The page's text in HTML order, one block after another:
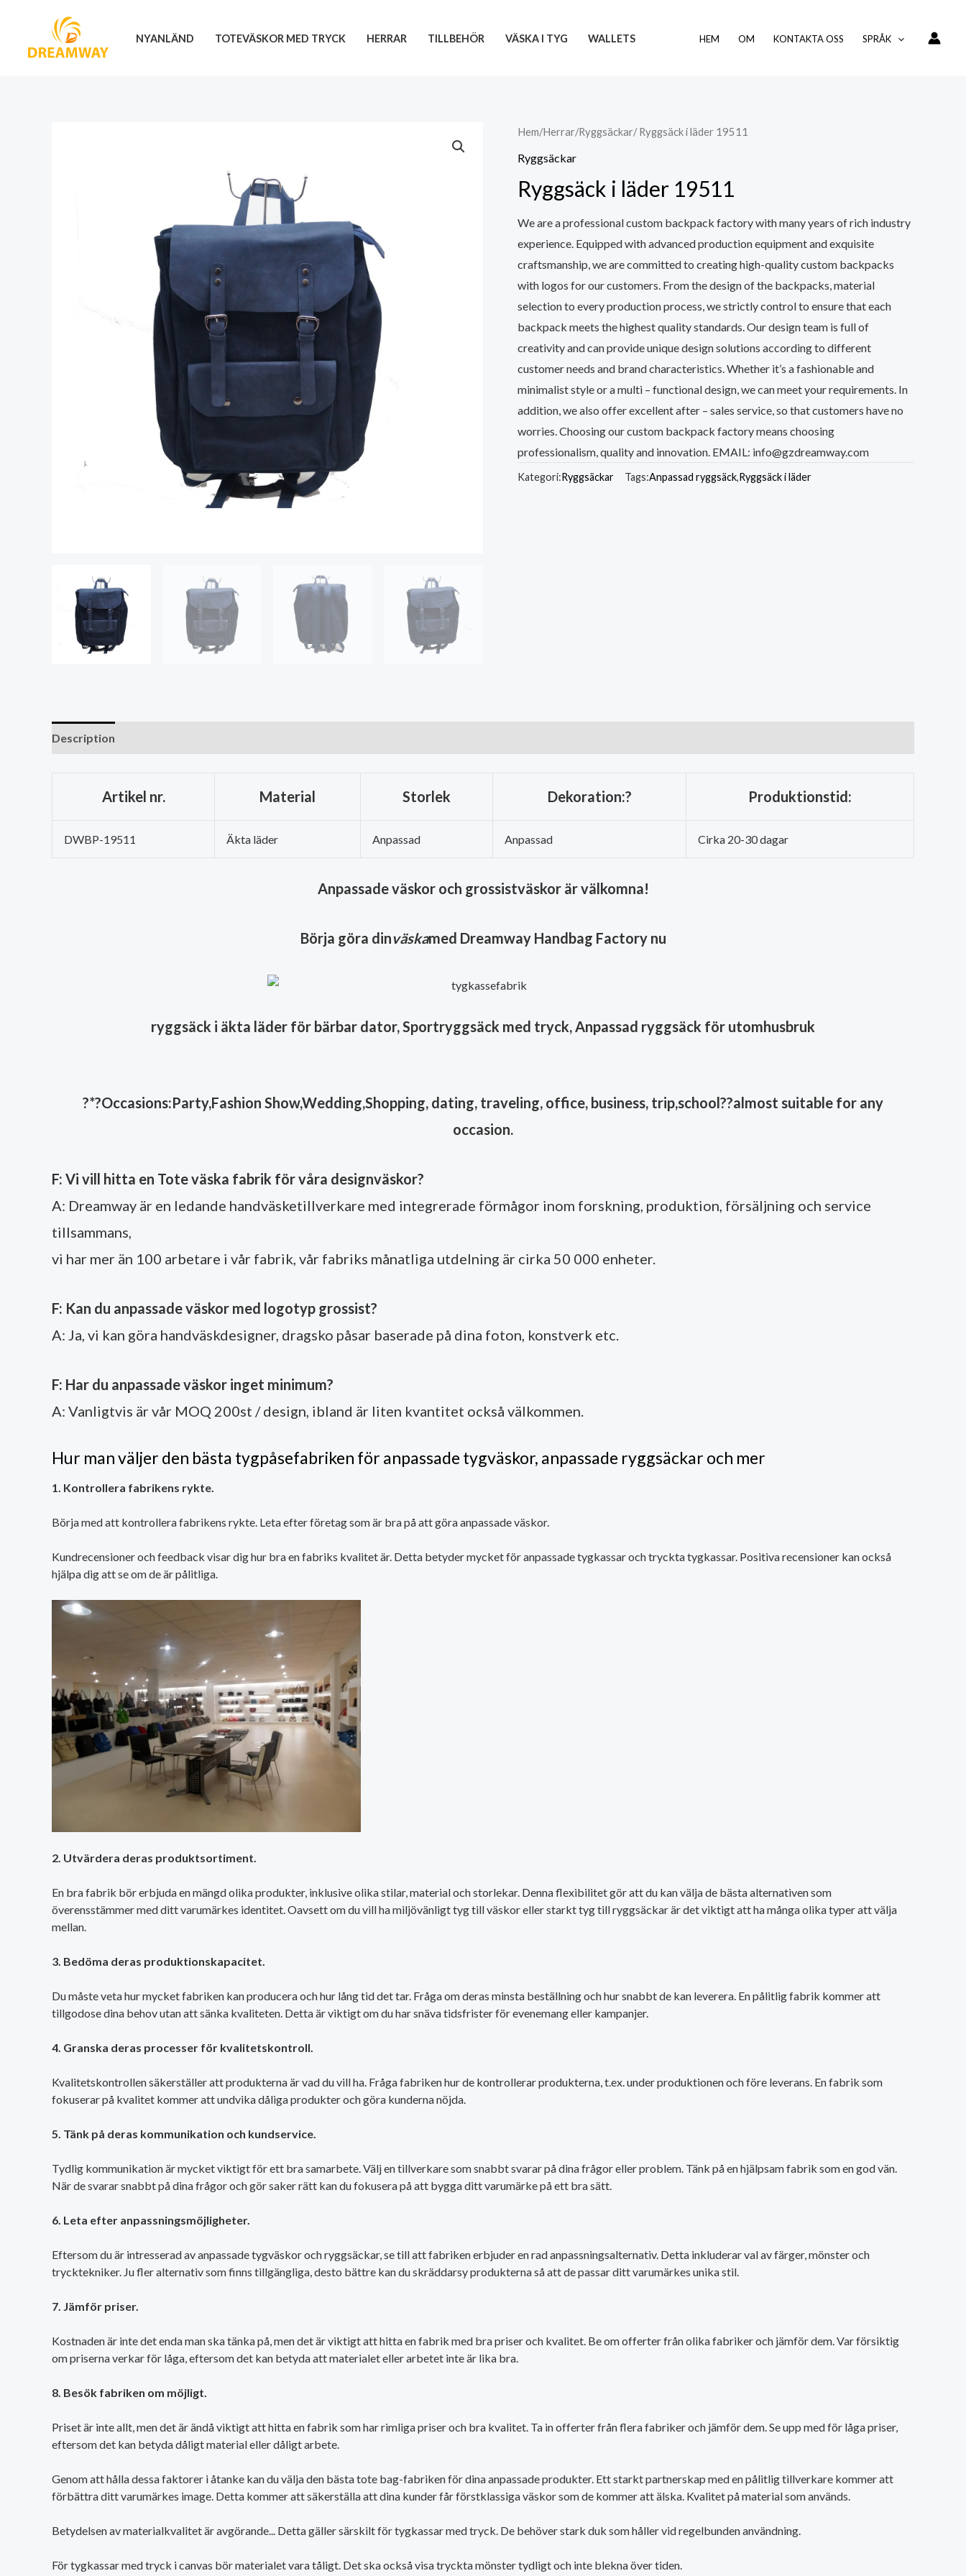
innehåll
NYANLÄND TOTEVÄSKOR MED TRYCK HERRAR TILLBEHÖR VÄSKA I TYG WALLETS HEM OM KONTAKTA OSS SPRÅK
Hem/Herrar/Ryggsäckar/ Ryggsäck i läder 19511
Ryggsäckar
Ryggsäck i läder 19511
We are a professional custom backpack factory with many years of rich industry
experience. Equipped with advanced production equipment and exquisite
craftsmanship, we are committed to creating high-quality custom backpacks
with logos for our customers. From the design of the backpacks, material
selection to every production process, we strictly control to ensure that each
backpack meets the highest quality standards. Our design team is full of
creativity and can provide unique design solutions according to different
customer needs and brand characteristics. Whether it’s a fashionable and
minimalist style or a multi – functional design, we can meet your requirements. In
addition, we also offer excellent after – sales service, so that customers have no
worries. Choosing our custom backpack factory means choosing
professionalism, quality and innovation. EMAIL: info@gzdreamway.com
Kategori:Ryggsäckar Tags:Anpassad ryggsäck,Ryggsäck i läder
Description
Artikel nr. Material Storlek Dekoration:? Produktionstid:
DWBP-19511 Äkta läder Anpassad Anpassad Cirka 20-30 dagar
Anpassade väskor och grossistväskor är välkomna!
Börja göra dinväskamed Dreamway Handbag Factory nu
ryggsäck i äkta läder för bärbar dator, Sportryggsäck med tryck, Anpassad ryggsäck för utomhusbruk
?*?Occasions:Party,Fashion Show,Wedding,Shopping, dating, traveling, office, business, trip,school??almost suitable for any
occasion.
F: Vi vill hitta en Tote väska fabrik för våra designväskor?
A: Dreamway är en ledande handväsketillverkare med integrerade förmågor inom forskning, produktion, försäljning och service
tillsammans,
vi har mer än 100 arbetare i vår fabrik, vår fabriks månatliga utdelning är cirka 50 000 enheter.
F: Kan du anpassade väskor med logotyp grossist?
A: Ja, vi kan göra handväskdesigner, dragsko påsar baserade på dina foton, konstverk etc.
F: Har du anpassade väskor inget minimum?
A: Vanligtvis är vår MOQ 200st / design, ibland är liten kvantitet också välkommen.
Hur man väljer den bästa tygpåsefabriken för anpassade tygväskor, anpassade ryggsäckar och mer
1. Kontrollera fabrikens rykte.
Börja med att kontrollera fabrikens rykte. Leta efter företag som är bra på att göra anpassade väskor.
Kundrecensioner och feedback visar dig hur bra en fabriks kvalitet är. Detta betyder mycket för anpassade tygkassar och tryckta tygkassar. Positiva recensioner kan också
hjälpa dig att se om de är pålitliga.
2. Utvärdera deras produktsortiment.
En bra fabrik bör erbjuda en mängd olika produkter, inklusive olika stilar, material och storlekar. Denna flexibilitet gör att du kan välja de bästa alternativen som
överensstämmer med ditt varumärkes identitet. Oavsett om du vill ha miljövänligt tyg till väskor eller starkt tyg till ryggsäckar är det viktigt att ha många olika typer att välja
mellan.
3. Bedöma deras produktionskapacitet.
Du måste veta hur mycket fabriken kan producera och hur lång tid det tar. Fråga om deras minsta beställning och hur snabbt de kan leverera. En pålitlig fabrik kommer att
tillgodose dina behov utan att sänka kvaliteten. Detta är viktigt om du har snäva tidsfrister för evenemang eller kampanjer.
4. Granska deras processer för kvalitetskontroll.
Kvalitetskontrollen säkerställer att produkterna är vad du vill ha. Fråga fabriken hur de kontrollerar produkterna, t.ex. under produktionen och före leverans. En fabrik som
fokuserar på kvalitet kommer att undvika dåliga produkter och göra kunderna nöjda.
5. Tänk på deras kommunikation och kundservice.
Tydlig kommunikation är mycket viktigt för ett bra samarbete. Välj en tillverkare som snabbt svarar på dina frågor eller problem. Tänk på en hjälpsam fabrik som en god vän.
När de svarar snabbt på dina frågor och gör saker rätt kan du fokusera på att bygga ditt varumärke på ett bra sätt.
6. Leta efter anpassningsmöjligheter.
Eftersom du är intresserad av anpassade tygväskor och ryggsäckar, se till att fabriken erbjuder en rad anpassningsalternativ. Detta inkluderar val av färger, mönster och
trycktekniker. Ju fler alternativ som finns tillgängliga, desto bättre kan du skräddarsy produkterna så att de passar ditt varumärkes unika stil.
7. Jämför priser.
Kostnaden är inte det enda man ska tänka på, men det är viktigt att hitta en fabrik med bra priser och kvalitet. Be om offerter från olika fabriker och jämför dem. Var försiktig
om priserna verkar för låga, eftersom det kan betyda att materialet eller arbetet inte är lika bra.
8. Besök fabriken om möjligt.
Priset är inte allt, men det är ändå viktigt att hitta en fabrik som har rimliga priser och bra kvalitet. Ta in offerter från flera fabriker och jämför dem. Se upp med för låga priser,
eftersom det kan betyda dåligt material eller dåligt arbete.
Genom att hålla dessa faktorer i åtanke kan du välja den bästa tote bag-fabriken för dina anpassade produkter. Ett starkt partnerskap med en pålitlig tillverkare kommer att
förbättra ditt varumärkes image. Detta kommer att säkerställa att dina kunder får förstklassiga väskor som de kommer att älska. Kvalitet på material som används.
Betydelsen av materialkvalitet är avgörande... Detta gäller särskilt för tygkassar med tryck. De behöver stark duk som håller vid regelbunden användning.
För tygkassar med tryck i canvas bör materialet vara tåligt. Det ska också visa tryckta mönster tydligt och inte blekna över tiden.